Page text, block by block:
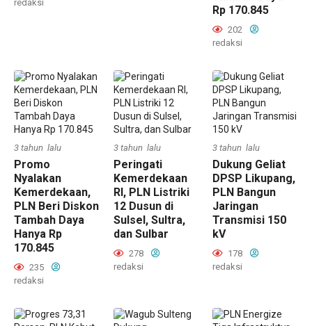
redaksi
Rp 170.845
202
redaksi
3 tahun lalu
Promo
Nyalakan
Kemerdekaan,
PLN Beri Diskon
Tambah Daya
Hanya Rp
170.845
235
redaksi
3 tahun lalu
Peringati
Kemerdekaan
RI, PLN Listriki
12 Dusun di
Sulsel, Sultra,
dan Sulbar
278
redaksi
3 tahun lalu
Dukung Geliat
DPSP Likupang,
PLN Bangun
Jaringan
Transmisi 150
kV
178
redaksi